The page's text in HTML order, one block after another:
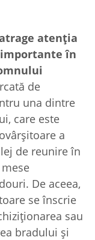
atenţia
în
de
una dintre
care este
a
de reunire în
De aceea,
se înscrie
sau
bradului și